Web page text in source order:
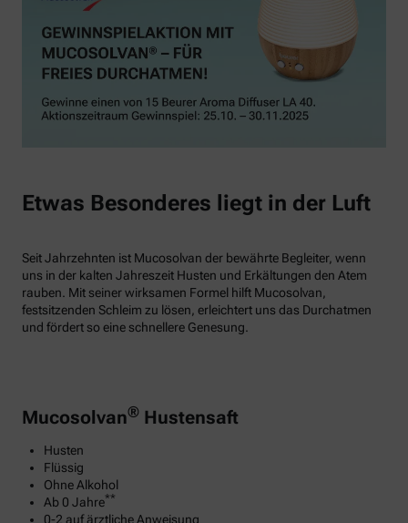
Etwas Besonderes liegt in der Luft
Seit Jahrzehnten ist Mucosolvan der bewährte Begleiter, wenn
uns in der kalten Jahreszeit Husten und Erkältungen den Atem
rauben. Mit seiner wirksamen Formel hilft Mucosolvan,
festsitzenden Schleim zu lösen, erleichtert uns das Durchatmen
und fördert so eine schnellere Genesung.
Mucosolvan® Hustensaft
Husten
Flüssig
Ohne Alkohol
Ab 0 Jahre**
0-2 auf ärztliche Anweisung